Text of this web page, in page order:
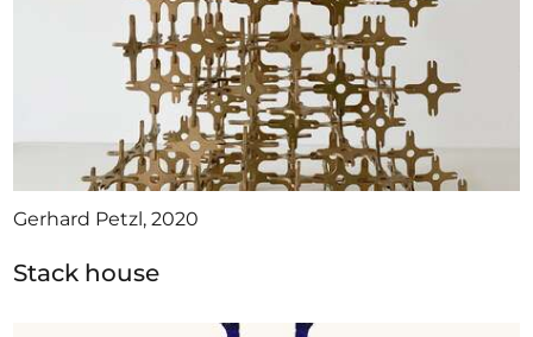
Gerhard Petzl, 2020
Stack house